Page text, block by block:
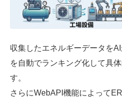
収集したエネルギーデータを
を自動でランキング化して具
す。
さらにWebAPI機能によって